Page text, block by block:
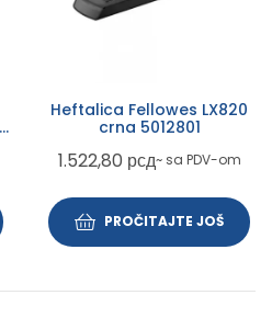
Heftalica Fellowes LX820
crna 5012801
1.522,80 рсд~ sa PDV-om
PROČITAJTE JOŠ